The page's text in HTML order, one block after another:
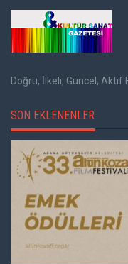
Doğru, İlkeli, Güncel, Aktif
SON EKLENENLER